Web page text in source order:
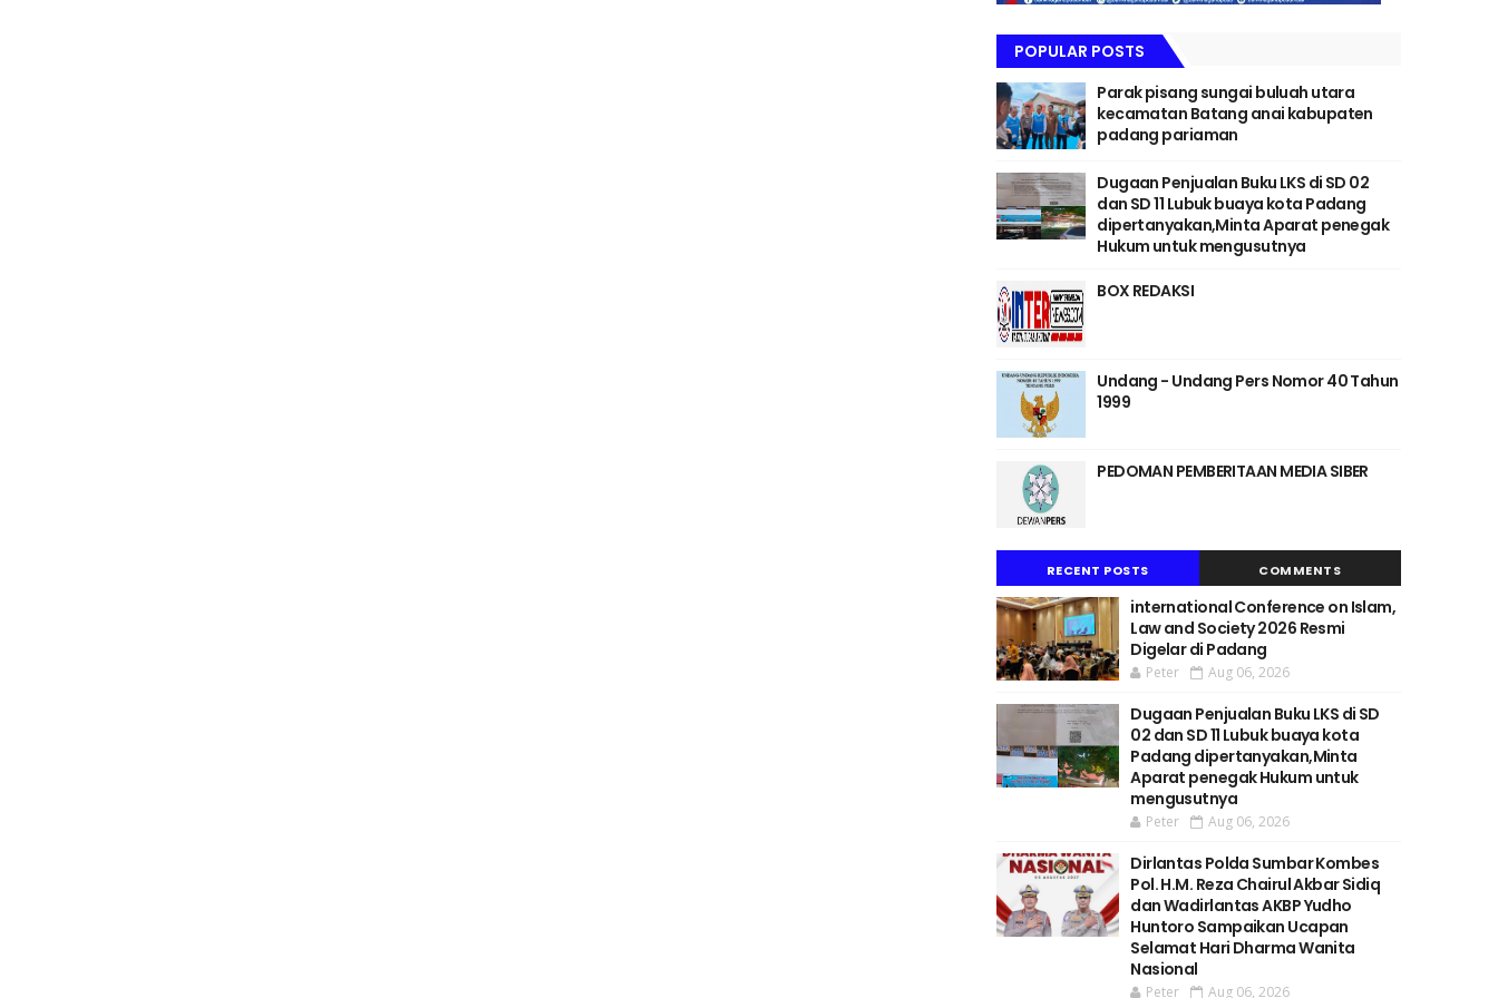
POPULAR POSTS
Parak pisang sungai buluah utara
kecamatan Batang anai kabupaten
padang pariaman
Dugaan Penjualan Buku LKS di SD 02
dan SD 11 Lubuk buaya kota Padang
dipertanyakan,Minta Aparat penegak
Hukum untuk mengusutnya
BOX REDAKSI
Undang - Undang Pers Nomor 40 Tahun
1999
PEDOMAN PEMBERITAAN MEDIA SIBER
RECENT POSTS COMMENTS
international Conference on Islam,
Law and Society 2026 Resmi
Digelar di Padang
Peter Aug 06, 2026
Dugaan Penjualan Buku LKS di SD
02 dan SD 11 Lubuk buaya kota
Padang dipertanyakan,Minta
Aparat penegak Hukum untuk
mengusutnya
Peter Aug 06, 2026
Dirlantas Polda Sumbar Kombes
Pol. H.M. Reza Chairul Akbar Sidiq
dan Wadirlantas AKBP Yudho
Huntoro Sampaikan Ucapan
Selamat Hari Dharma Wanita
Nasional
Peter Aug 06, 2026